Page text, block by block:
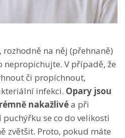
rozhodně na něj (přehnaně)
nepropichujte. V případě, že
či propíchnout,
infekci. Opary jsou
nakažlivéa při
se co do velikosti
zvětšit. Proto, pokud máte